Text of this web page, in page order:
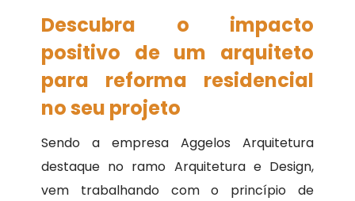
Descubra o impacto
positivo de um arquiteto
para reforma residencial
no seu projeto
Sendo a empresa Aggelos Arquitetura
destaque no ramo Arquitetura e Design,
vem trabalhando com o princípio de